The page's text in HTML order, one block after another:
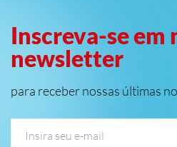
Inscreva-se em
newsletter
para receber nossas últimas